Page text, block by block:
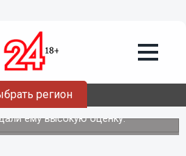
регион
оценила
к ЧМ-2018
посетили строящийся
ему высокую оценку.